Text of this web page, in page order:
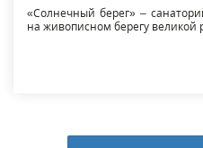
«Солнечный берег» –
на живописном берегу великой